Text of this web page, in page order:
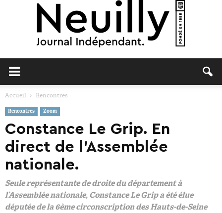
Accueil Rencontres
Rencontres Zoom
Constance Le Grip. En
direct de l’Assemblée
nationale.
Seule représentante de droite du département à
l’Assemblée nationale, Constance Le Grip a été élue
députée de la 6ème circonscription des Hauts-de-Seine